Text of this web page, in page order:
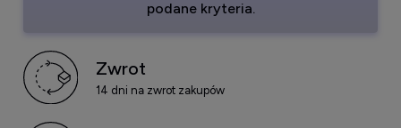
podane kryteria.
Zwrot
14 dni na zwrot zakupów